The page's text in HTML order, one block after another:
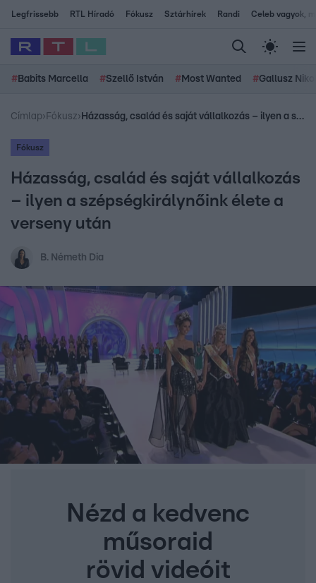
Legfrissebb RTL Híradó Fókusz Sztárhírek Randi Celeb vagyok,
# Babits Marcella #Szellő István # Most Wanted #Gallusz
Címlap› Fókusz› Házasság, család és saját vállalkozás – ilyen a szépségkirálynőink élete a verseny után
Fókusz
Házasság, család és saját vállalkozás
– ilyen a szépségkirálynőink élete a
verseny után
B. Németh Dia
Nézd a kedvenc
műsoraid
rövid videóit